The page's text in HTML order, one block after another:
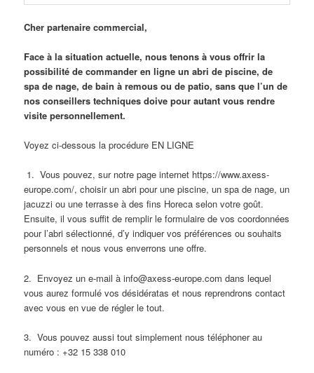
Cher partenaire commercial,
Face à la situation actuelle, nous tenons à vous offrir la
possibilité de commander en ligne un abri depiscine, de
spa de nage, de bain à remous ou de patio, sans que l’un de
nos conseillers techniquesdoive pour autant vous rendre
visite personnellement.
Voyez ci-dessous la procédure EN LIGNE
1. Vous pouvez, sur notre page internet https://www.axess-
europe.com/, choisir un abri pour unepiscine, un spa de nage, un
jacuzzi ou une terrasse à des fins Horeca selon votre goût.
Ensuite, il voussuffit de remplir le formulaire de vos coordonnées
pour l’abri sélectionné, d’y indiquer vospréférences ou souhaits
personnels et nous vous enverrons une offre.
2. Envoyez un e-mail àinfo@axess-europe.com dans lequel
vous aurez formulé vos désidératas et nous reprendrons contact
avec vous en vue de régler le tout.
3. Vous pouvez aussi tout simplement nous téléphoner au
numéro : +32 15 338 010